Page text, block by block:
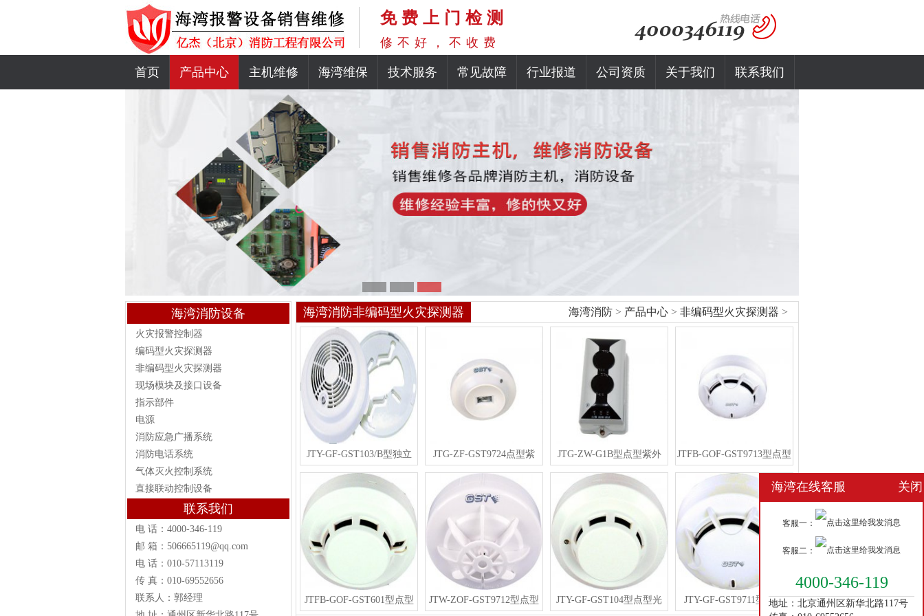
免费上门检测
修不好，不收费
首页 产品中心 主机维修 海湾维保 技术服务 常见故障 行业报道 公司资质 关于我们 联系我们
海湾消防设备
火灾报警控制器
编码型火灾探测器
非编码型火灾探测器
现场模块及接口设备
指示部件
电源
消防应急广播系统
消防电话系统
气体灭火控制系统
直接联动控制设备
联系我们
电 话：4000-346-119
邮 箱：506665119@qq.com
电 话：010-57113119
传 真：010-69552656
联系人：郭经理
海湾消防非编码型火灾探测器 海湾消防 > 产品中心 > 非编码型火灾探测器 >
JTY-GF-GST103/B型独立 JTG-ZF-GST9724点型紫 JTG-ZW-G1B型点型紫外 JTFB-GOF-GST9713型点型
JTFB-GOF-GST601型点型 JTW-ZOF-GST9712型点型 JTY-GF-GST104型点型光 JTY-GF-GST9711型点型
海湾在线客服 关闭
客服一：
客服二：
4000-346-119
地址：北京通州区新华北路117号